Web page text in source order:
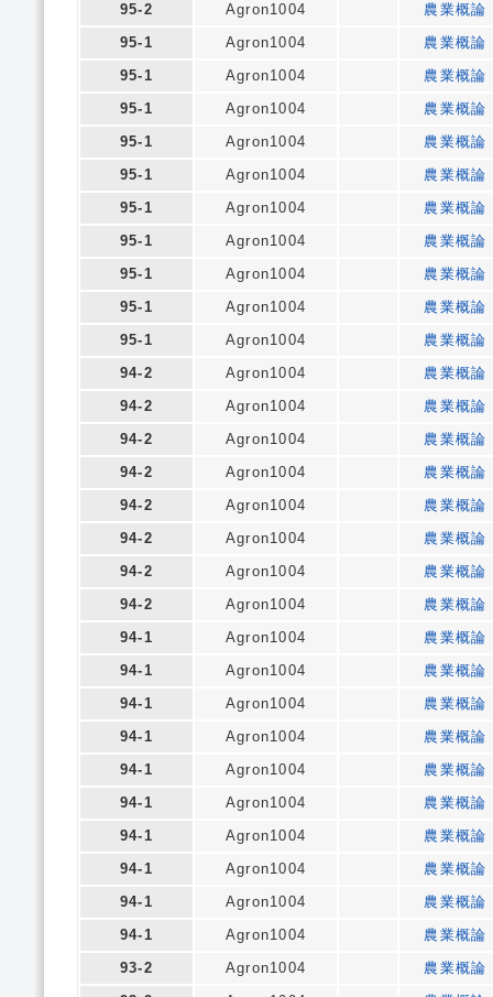
95-2
Agron1004
農業概論
95-1
Agron1004
農業概論
95-1
Agron1004
農業概論
95-1
Agron1004
農業概論
95-1
Agron1004
農業概論
95-1
Agron1004
農業概論
95-1
Agron1004
農業概論
95-1
Agron1004
農業概論
95-1
Agron1004
農業概論
95-1
Agron1004
農業概論
95-1
Agron1004
農業概論
94-2
Agron1004
農業概論
94-2
Agron1004
農業概論
94-2
Agron1004
農業概論
94-2
Agron1004
農業概論
94-2
Agron1004
農業概論
94-2
Agron1004
農業概論
94-2
Agron1004
農業概論
94-2
Agron1004
農業概論
94-1
Agron1004
農業概論
94-1
Agron1004
農業概論
94-1
Agron1004
農業概論
94-1
Agron1004
農業概論
94-1
Agron1004
農業概論
94-1
Agron1004
農業概論
94-1
Agron1004
農業概論
94-1
Agron1004
農業概論
94-1
Agron1004
農業概論
94-1
Agron1004
農業概論
93-2
Agron1004
農業概論